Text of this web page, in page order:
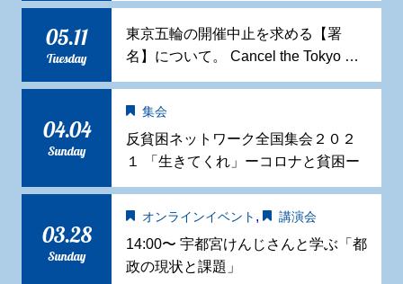
05.11
Tuesday
東京五輪の開催中止を求める【署
名】について。 Cancel the Tokyo …
04.04
Sunday
集会
反貧困ネットワーク全国集会２０２
１ 「生きてくれ」ーコロナと貧困ー
03.28
Sunday
オンラインイベント , 講演会
14:00〜 宇都宮けんじさんと学ぶ「都
政の現状と課題」